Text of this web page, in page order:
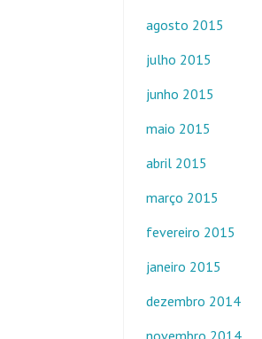
agosto 2015
julho 2015
junho 2015
maio 2015
abril 2015
março 2015
fevereiro 2015
janeiro 2015
dezembro 2014
novembro 2014